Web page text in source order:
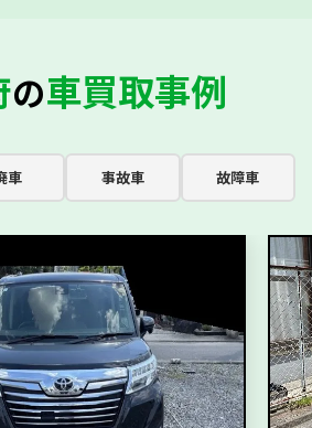
の車買取事例
車 事故車 故障車